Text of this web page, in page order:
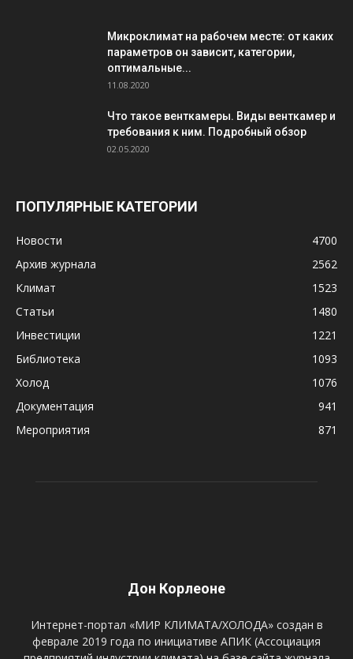
Микроклимат на рабочем месте: от каких
параметров он зависит, категории,
оптимальные...
11.08.2020
Что такое венткамеры. Виды венткамер и
требования к ним. Подробный обзор
02.05.2020
ПОПУЛЯРНЫЕ КАТЕГОРИИ
Новости
4700
Архив журнала
2562
Климат
1523
Статьи
1480
Инвестиции
1221
Библиотека
1093
Холод
1076
Документация
941
Мероприятия
871
Дон Корлеоне
Интернет-портал «МИР КЛИМАТА/ХОЛОДА» создан в
феврале 2019 года по инициативе АПИК (Ассоциация